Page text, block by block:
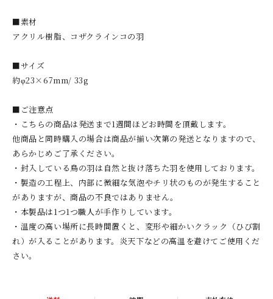
■素材
アクリル樹脂、コザクラインコの羽
■サイズ
約φ23×67mm/ 33g
■ご注意点
・こちらの商品は発送まで1週間ほどお時間を頂戴します。
他商品と同時購入の場合は商品が揃い次第の発送となりますので、
あらかじめご了承ください。
・封入している鳥の羽は自然と抜け落ちた羽を使用しております。
・製造の工程上、内部に微細な気泡やチリ状のものが発生すること
がありますが、商品の不良ではありません。
・本製品は1つ1つ職人が手作りしています。
・温度の高い場所に長時間置くと、変形や細かいクラック（ひび割
れ）が入ることがあります。炎天下などの高温を避けてご使用くだ
さい。